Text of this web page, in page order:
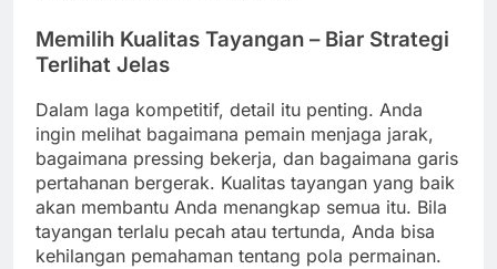
Memilih Kualitas Tayangan – Biar Strategi
Terlihat Jelas
Dalam laga kompetitif, detail itu penting. Anda
ingin melihat bagaimana pemain menjaga jarak,
bagaimana pressing bekerja, dan bagaimana garis
pertahanan bergerak. Kualitas tayangan yang baik
akan membantu Anda menangkap semua itu. Bila
tayangan terlalu pecah atau tertunda, Anda bisa
kehilangan pemahaman tentang pola permainan.